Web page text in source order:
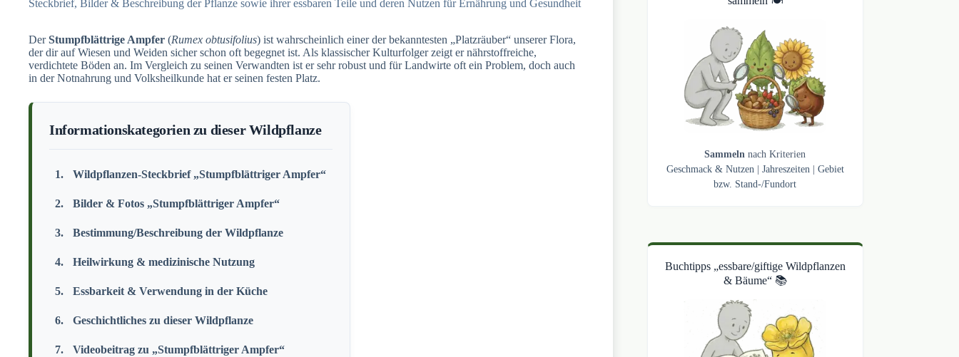
Steckbrief, Bilder & Beschreibung der Pflanze sowie ihrer essbaren Teile und deren Nutzen für Ernährung und Gesundheit
DerStumpfblättrige Ampfer (Rumex obtusifolius) ist wahrscheinlich einer der bekanntesten „Platzräuber“ unserer Flora,
der dir auf Wiesen und Weiden sicher schon oft begegnet ist. Als klassischer Kulturfolger zeigt er nährstoffreiche,
verdichtete Böden an. Im Vergleich zu seinen Verwandten ist er sehr robust und für Landwirte oft ein Problem, doch auch
in der Notnahrung und Volksheilkunde hat er seinen festen Platz.
Informationskategorien zu dieser Wildpflanze
Wildpflanzen-Steckbrief „Stumpfblättriger Ampfer“
Bilder & Fotos „Stumpfblättriger Ampfer“
Bestimmung/Beschreibung der Wildpflanze
Heilwirkung & medizinische Nutzung
Essbarkeit & Verwendung in der Küche
Geschichtliches zu dieser Wildpflanze
Videobeitrag zu „Stumpfblättriger Ampfer“
Sammelnnach Kriterien
Geschmack & Nutzen
Jahreszeiten
Gebiet
bzw. Stand-/Fundort
Buchtipps „essbare/giftige Wildpflanzen
& Bäume“ 📚